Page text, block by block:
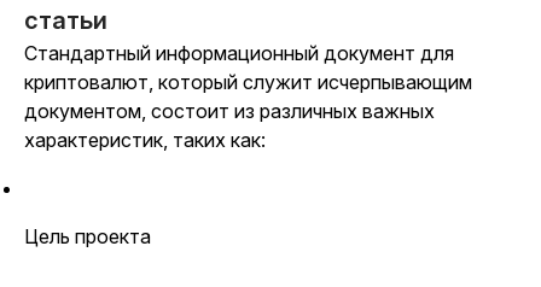
статьи
Стандартный информационный документ для
криптовалют, который служит исчерпывающим
документом, состоит из различных важных
характеристик, таких как:
Цель проекта